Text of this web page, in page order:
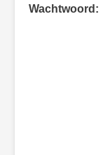
Wachtwoord: